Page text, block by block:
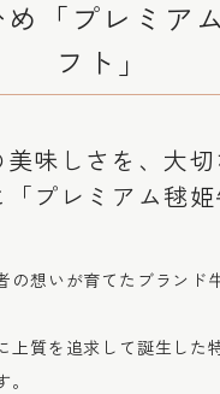
「プレミア
フト」
味しさを、大
プレミアム毬姫
の想いが育てたブランド
上質を追求して誕生した